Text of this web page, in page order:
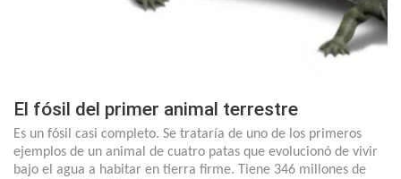
El fósil del primer animal terrestre
Es un fósil casi completo. Se trataría de uno de los primeros
ejemplos de un animal de cuatro patas que evolucionó de vivir
bajo el agua a habitar en tierra firme. Tiene 346 millones de